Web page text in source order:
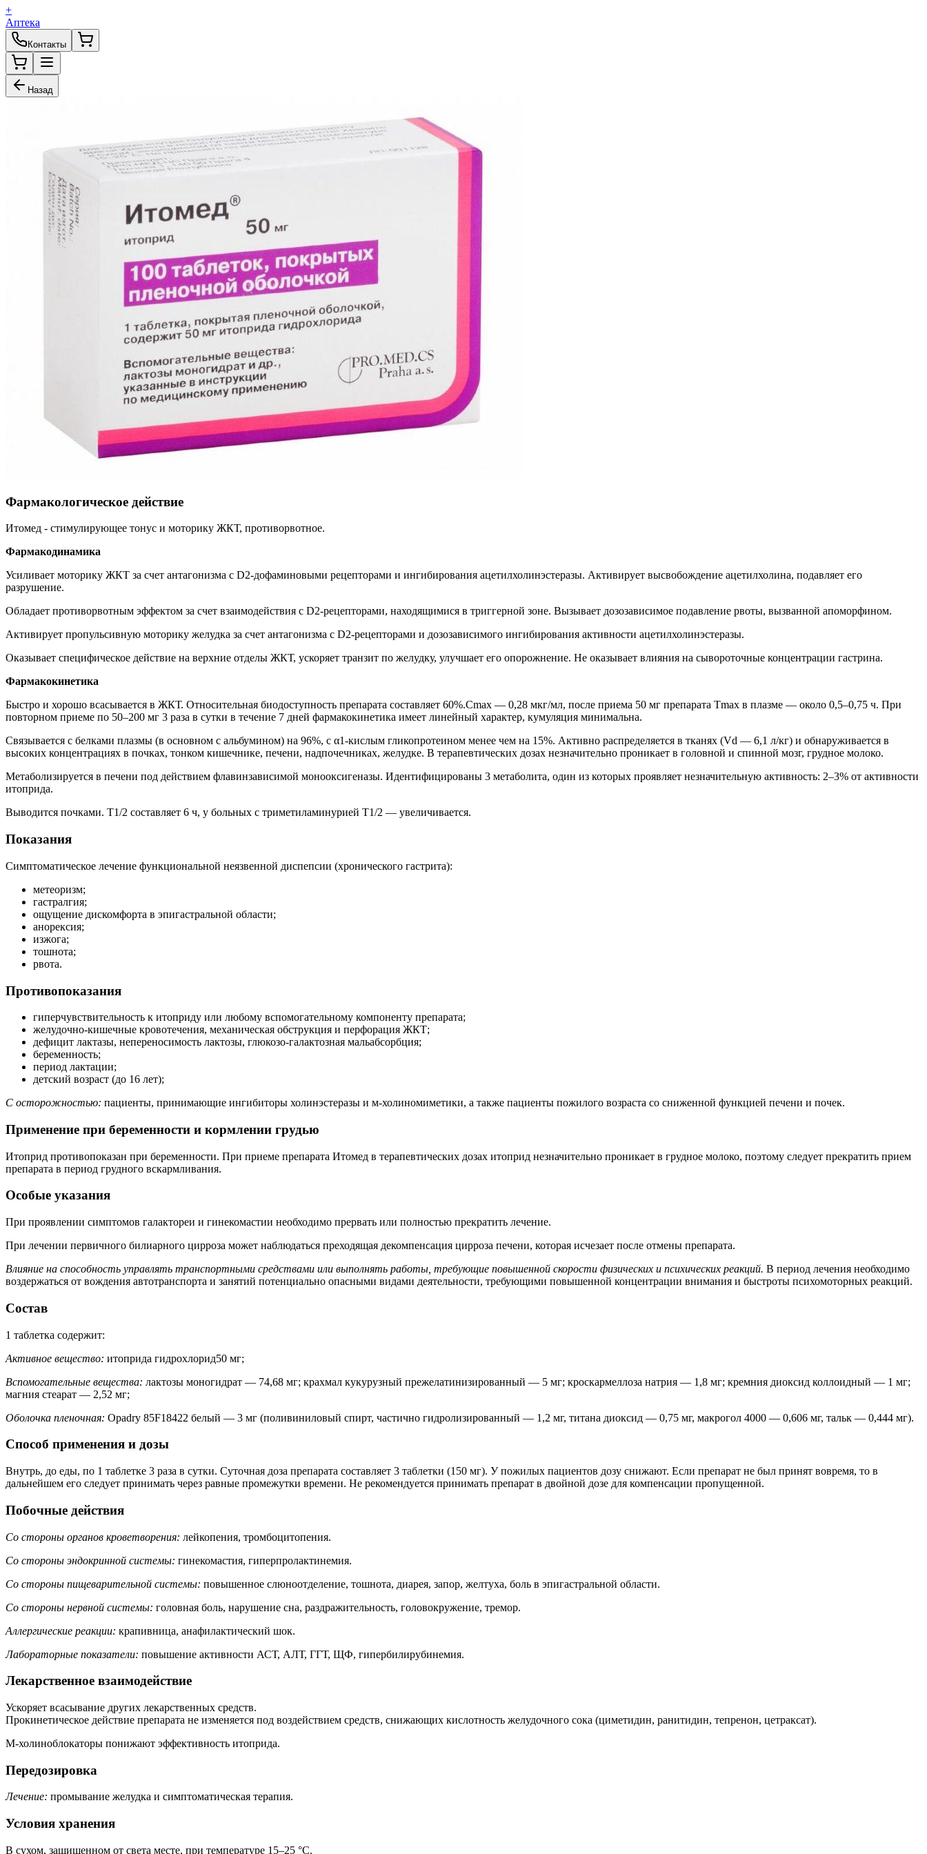
+
Аптека
Контакты
Назад
Фармакологическое действие
Итомед - стимулирующее тонус и моторику ЖКТ, противорвотное.
Фармакодинамика
Усиливает моторику ЖКТ за счет антагонизма с D2-дофаминовыми рецепторами и ингибирования ацетилхолинэстеразы. Активирует высвобождение ацетилхолина, подавляет его
разрушение.
Обладает противорвотным эффектом за счет взаимодействия с D2-рецепторами, находящимися в триггерной зоне. Вызывает дозозависимое подавление рвоты, вызванной апоморфином.
Активирует пропульсивную моторику желудка за счет антагонизма с D2-рецепторами и дозозависимого ингибирования активности ацетилхолинэстеразы.
Оказывает специфическое действие на верхние отделы ЖКТ, ускоряет транзит по желудку, улучшает его опорожнение. Не оказывает влияния на сывороточные концентрации гастрина.
Фармакокинетика
Быстро и хорошо всасывается в ЖКТ. Относительная биодоступность препарата составляет 60%.Cmax — 0,28 мкг/мл, после приема 50 мг препарата Tmax в плазме — около 0,5–0,75 ч. При
повторном приеме по 50–200 мг 3 раза в сутки в течение 7 дней фармакокинетика имеет линейный характер, кумуляция минимальна.
Связывается с белками плазмы (в основном с альбумином) на 96%, с α1-кислым гликопротеином менее чем на 15%. Активно распределяется в тканях (Vd — 6,1 л/кг) и обнаруживается в
высоких концентрациях в почках, тонком кишечнике, печени, надпочечниках, желудке. В терапевтических дозах незначительно проникает в головной и спинной мозг, грудное молоко.
Метаболизируется в печени под действием флавинзависимой монооксигеназы. Идентифицированы 3 метаболита, один из которых проявляет незначительную активность: 2–3% от активности
итоприда.
Выводится почками. Т1/2 составляет 6 ч, у больных с триметиламинурией Т1/2 — увеличивается.
Показания
Симптоматическое лечение функциональной неязвенной диспепсии (хронического гастрита):
метеоризм;
гастралгия;
ощущение дискомфорта в эпигастральной области;
анорексия;
изжога;
тошнота;
рвота.
Противопоказания
гиперчувствительность к итоприду или любому вспомогательному компоненту препарата;
желудочно-кишечные кровотечения, механическая обструкция и перфорация ЖКТ;
дефицит лактазы, непереносимость лактозы, глюкозо-галактозная мальабсорбция;
беременность;
период лактации;
детский возраст (до 16 лет);
С осторожностью: пациенты, принимающие ингибиторы холинэстеразы и м-холиномиметики, а также пациенты пожилого возраста со сниженной функцией печени и почек.
Применение при беременности и кормлении грудью
Итоприд противопоказан при беременности. При приеме препарата Итомед в терапевтических дозах итоприд незначительно проникает в грудное молоко, поэтому следует прекратить прием
препарата в период грудного вскармливания.
Особые указания
При проявлении симптомов галактореи и гинекомастии необходимо прервать или полностью прекратить лечение.
При лечении первичного билиарного цирроза может наблюдаться преходящая декомпенсация цирроза печени, которая исчезает после отмены препарата.
Влияние на способность управлять транспортными средствами или выполнять работы, требующие повышенной скорости физических и психических реакций. В период лечения необходимо
воздержаться от вождения автотранспорта и занятий потенциально опасными видами деятельности, требующими повышенной концентрации внимания и быстроты психомоторных реакций.
Состав
1 таблетка содержит:
Активное вещество: итоприда гидрохлорид50 мг;
Вспомогательные вещества: лактозы моногидрат — 74,68 мг; крахмал кукурузный прежелатинизированный — 5 мг; кроскармеллоза натрия — 1,8 мг; кремния диоксид коллоидный — 1 мг;
магния стеарат — 2,52 мг;
Оболочка пленочная: Opadry 85F18422 белый — 3 мг (поливиниловый спирт, частично гидролизированный — 1,2 мг, титана диоксид — 0,75 мг, макрогол 4000 — 0,606 мг, тальк — 0,444 мг).
Способ применения и дозы
Внутрь, до еды, по 1 таблетке 3 раза в сутки. Суточная доза препарата составляет 3 таблетки (150 мг). У пожилых пациентов дозу снижают. Если препарат не был принят вовремя, то в
дальнейшем его следует принимать через равные промежутки времени. Не рекомендуется принимать препарат в двойной дозе для компенсации пропущенной.
Побочные действия
Со стороны органов кроветворения: лейкопения, тромбоцитопения.
Со стороны эндокринной системы: гинекомастия, гиперпролактинемия.
Со стороны пищеварительной системы: повышенное слюноотделение, тошнота, диарея, запор, желтуха, боль в эпигастральной области.
Со стороны нервной системы: головная боль, нарушение сна, раздражительность, головокружение, тремор.
Аллергические реакции: крапивница, анафилактический шок.
Лабораторные показатели: повышение активности АСТ, АЛТ, ГГТ, ЩФ, гипербилирубинемия.
Лекарственное взаимодействие
Ускоряет всасывание других лекарственных средств.
Прокинетическое действие препарата не изменяется под воздействием средств, снижающих кислотность желудочного сока (циметидин, ранитидин, тепренон, цетраксат).
М-холиноблокаторы понижают эффективность итоприда.
Передозировка
Лечение: промывание желудка и симптоматическая терапия.
Условия хранения
В сухом, защищенном от света месте, при температуре 15–25 °C.